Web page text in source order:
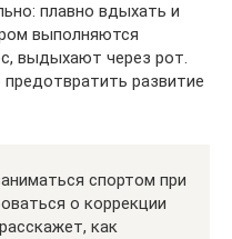
плавно вдыхать и
выполняются
выдыхают через рот.
развитие
спортом при
о коррекции
как